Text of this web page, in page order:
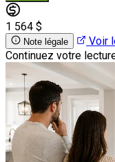
1 564 $
Note légale Voir
Continuez votre